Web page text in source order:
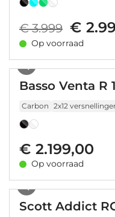
€ 3.999 €
Op voorraad
Basso Venta R
Carbon 2x12
€ 2.199,00
Op voorraad
Scott Addict